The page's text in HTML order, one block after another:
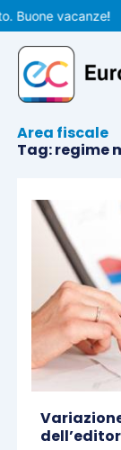
Vai
al
contenuto
vacanze!
Area fiscale
Tag: regime